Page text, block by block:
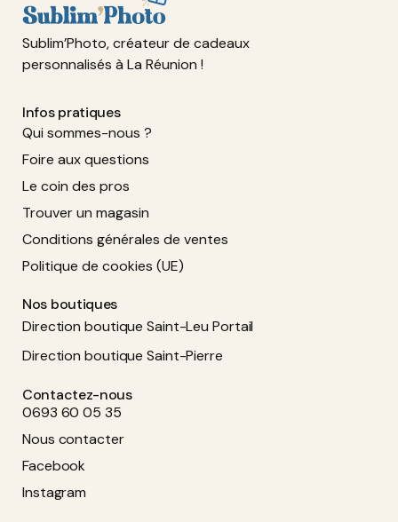
Sublim’Photo, créateur de cadeaux
personnalisés à La Réunion !
Infos pratiques
Qui sommes-nous ?
Foire aux questions
Le coin des pros
Trouver un magasin
Conditions générales de ventes
Politique de cookies (UE)
Nos boutiques
Direction boutique Saint-Leu Portail
Direction boutique Saint-Pierre
Contactez-nous
0693 60 05 35
Nous contacter
Facebook
Instagram